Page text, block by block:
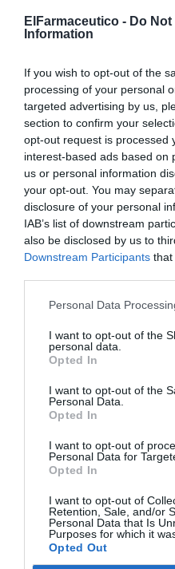
ElFarmaceutico - Do
Information
If you wish to opt-out of the
processing of your personal
targeted advertising by us,
section to confirm your
opt-out request is processed
interest-based ads based on
us or personal information
your opt-out. You may
disclosure of your personal
IAB’s list of downstream
also be disclosed by us to
Downstream Participants that
Personal Data
I want to opt-out of the
personal data.
Opted In
I want to opt-out of the
Personal Data.
Opted In
I want to opt-out of
Personal Data for
Opted In
I want to opt-out of
Retention, Sale, and/or
Personal Data that Is
Purposes for which it
Opted Out
Además, el producto
partir de 3 años, puesto
dermatológicamente, no
conservantes, ni
Producto de venta
AñadirEl
de Google de
Mantente informado con
ACTIVAR AHORA
exposición solar
DIGITAL